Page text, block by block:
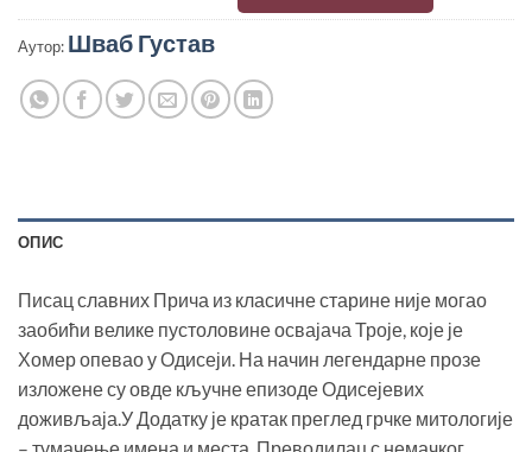
Аутор: Шваб Густав
ОПИС
Писац славних Прича из класичне старине није могао
заобићи велике пустоловине освајача Троје, које је
Хомер опевао у Одисеји. На начин легендарне прозе
изложене су овде кључне епизоде Одисејевих
доживљаја.У Додатку је кратак преглед грчке митологије
– тумачење имена и места. Преводилац с немачког